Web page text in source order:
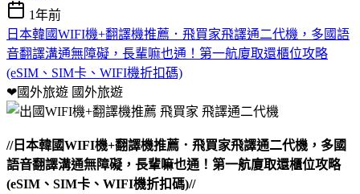
1年前
日本韓國WIFI機+翻譯機推薦．飛買家飛譯通二代機，多國語
音翻譯溝通無障礙，長輩嘛也通！第一航廈取還櫃位攻略
(eSIM、SIM卡、WIFI機折扣碼)
❤國外旅遊 國外旅遊
//日本韓國WIFI機+翻譯機推薦．飛買家飛譯通二代機，多國
語音翻譯溝通無障礙，長輩嘛也通！第一航廈取還櫃位攻略
(eSIM、SIM卡、WIFI機折扣碼)//